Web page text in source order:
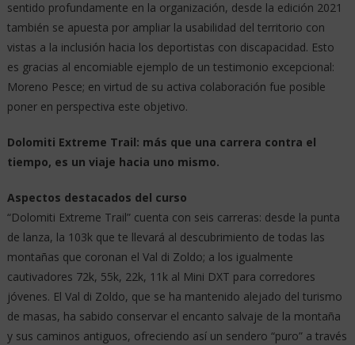
sentido profundamente en la organización, desde la edición 2021
también se apuesta por ampliar la usabilidad del territorio con
vistas a la inclusión hacia los deportistas con discapacidad. Esto
es gracias al encomiable ejemplo de un testimonio excepcional:
Moreno Pesce; en virtud de su activa colaboración fue posible
poner en perspectiva este objetivo.
Dolomiti Extreme Trail: más que una carrera contra el
tiempo, es un viaje hacia uno mismo.
Aspectos destacados del curso
“Dolomiti Extreme Trail” cuenta con seis carreras: desde la punta
de lanza, la 103k que te llevará al descubrimiento de todas las
montañas que coronan el Val di Zoldo; a los igualmente
cautivadores 72k, 55k, 22k, 11k al Mini DXT para corredores
jóvenes. El Val di Zoldo, que se ha mantenido alejado del turismo
de masas, ha sabido conservar el encanto salvaje de la montaña
y sus caminos antiguos, ofreciendo así un sendero “puro” a través